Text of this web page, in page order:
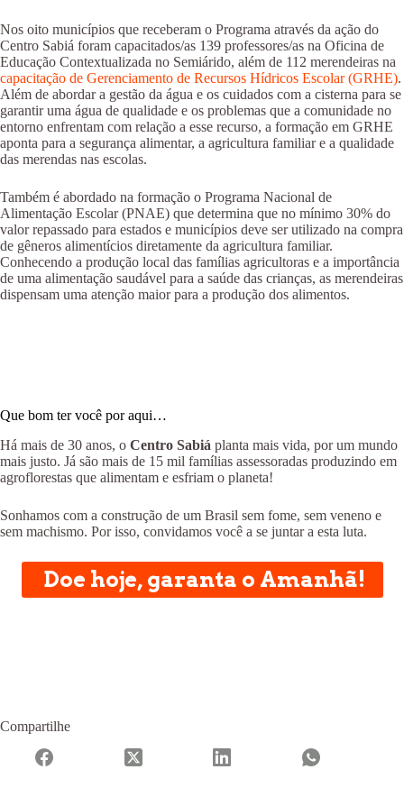
Nos oito municípios que receberam o Programa através da ação do
Centro Sabiá foram capacitados/as 139 professores/as na Oficina de
Educação Contextualizada no Semiárido, além de 112 merendeiras na
capacitação de Gerenciamento de Recursos Hídricos Escolar (GRHE).
Além de abordar a gestão da água e os cuidados com a cisterna para se
garantir uma água de qualidade e os problemas que a comunidade no
entorno enfrentam com relação a esse recurso, a formação em GRHE
aponta para a segurança alimentar, a agricultura familiar e a qualidade
das merendas nas escolas.
Também é abordado na formação o Programa Nacional de
Alimentação Escolar (PNAE) que determina que no mínimo 30% do
valor repassado para estados e municípios deve ser utilizado na compra
de gêneros alimentícios diretamente da agricultura familiar.
Conhecendo a produção local das famílias agricultoras e a importância
de uma alimentação saudável para a saúde das crianças, as merendeiras
dispensam uma atenção maior para a produção dos alimentos.
Que bom ter você por aqui…
Há mais de 30 anos, o Centro Sabiá planta mais vida, por um mundo
mais justo. Já são mais de 15 mil famílias assessoradas produzindo em
agroflorestas que alimentam e esfriam o planeta!
Sonhamos com a construção de um Brasil sem fome, sem veneno e
sem machismo. Por isso, convidamos você a se juntar a esta luta.
Doe hoje, garanta o Amanhã!
Compartilhe